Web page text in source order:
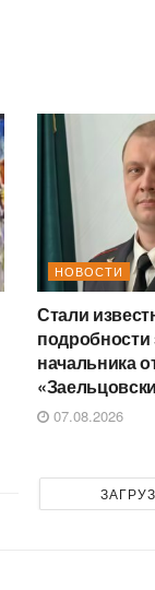
НОВОСТИ
Стали
начальника
07.08.2026